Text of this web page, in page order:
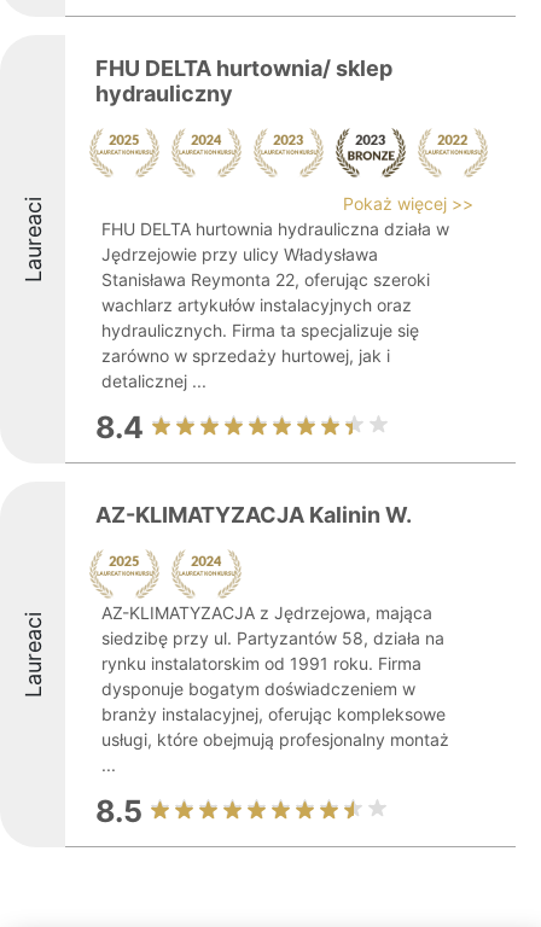
Laureaci
FHU DELTA hurtownia/ sklep
hydrauliczny
Pokaż więcej >>
FHU DELTA hurtownia hydrauliczna działa w
Jędrzejowie przy ulicy Władysława
Stanisława Reymonta 22, oferując szeroki
wachlarz artykułów instalacyjnych oraz
hydraulicznych. Firma ta specjalizuje się
zarówno w sprzedaży hurtowej, jak i
detalicznej ...
8.4
Laureaci
AZ-KLIMATYZACJA Kalinin W.
AZ-KLIMATYZACJA z Jędrzejowa, mająca
siedzibę przy ul. Partyzantów 58, działa na
rynku instalatorskim od 1991 roku. Firma
dysponuje bogatym doświadczeniem w
branży instalacyjnej, oferując kompleksowe
usługi, które obejmują profesjonalny montaż
...
8.5